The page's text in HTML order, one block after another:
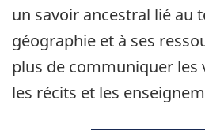
un savoir ancestral lié au
géographie et à ses
plus de communiquer les
les récits et les